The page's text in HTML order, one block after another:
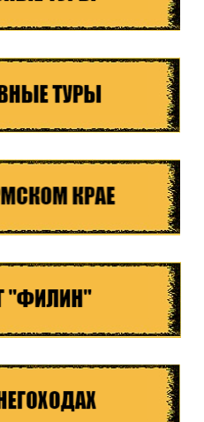
и
в отношении
данных